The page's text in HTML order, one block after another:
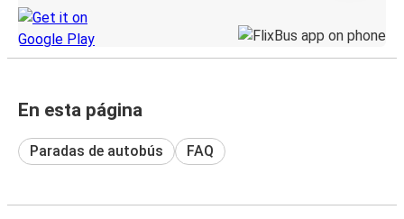
En esta página
Paradas de autobús FAQ